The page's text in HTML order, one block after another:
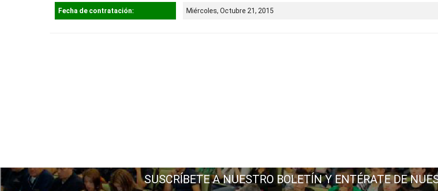
Fecha de contratación: Miércoles, Octubre 21, 2015
SUSCRÍBETE A NUESTRO BOLETÍN Y ENTÉRATE DE